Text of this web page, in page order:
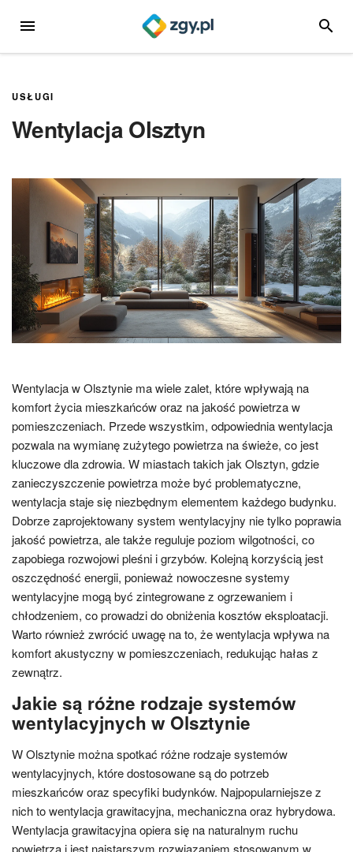
MENU
USŁUGI
Wentylacja Olsztyn
Wentylacja w Olsztynie ma wiele zalet, które wpływają na
komfort życia mieszkańców oraz na jakość powietrza w
pomieszczeniach. Przede wszystkim, odpowiednia wentylacja
pozwala na wymianę zużytego powietrza na świeże, co jest
kluczowe dla zdrowia. W miastach takich jak Olsztyn, gdzie
zanieczyszczenie powietrza może być problematyczne,
wentylacja staje się niezbędnym elementem każdego budynku.
Dobrze zaprojektowany system wentylacyjny nie tylko poprawia
jakość powietrza, ale także reguluje poziom wilgotności, co
zapobiega rozwojowi pleśni i grzybów. Kolejną korzyścią jest
oszczędność energii, ponieważ nowoczesne systemy
wentylacyjne mogą być zintegrowane z ogrzewaniem i
chłodzeniem, co prowadzi do obniżenia kosztów eksploatacji.
Warto również zwrócić uwagę na to, że wentylacja wpływa na
komfort akustyczny w pomieszczeniach, redukując hałas z
zewnątrz.
Jakie są różne rodzaje systemów
wentylacyjnych w Olsztynie
W Olsztynie można spotkać różne rodzaje systemów
wentylacyjnych, które dostosowane są do potrzeb
mieszkańców oraz specyfiki budynków. Najpopularniejsze z
nich to wentylacja grawitacyjna, mechaniczna oraz hybrydowa.
Wentylacja grawitacyjna opiera się na naturalnym ruchu
powietrza i jest najstarszym rozwiązaniem stosowanym w